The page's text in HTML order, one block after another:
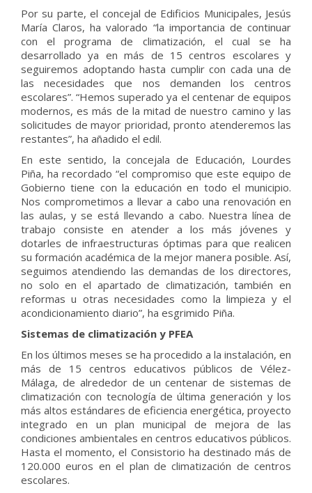
Por su parte, el concejal de Edificios Municipales, Jesús
María Claros, ha valorado “la importancia de continuar
con el programa de climatización, el cual se ha
desarrollado ya en más de 15 centros escolares y
seguiremos adoptando hasta cumplir con cada una de
las necesidades que nos demanden los centros
escolares”. “Hemos superado ya el centenar de equipos
modernos, es más de la mitad de nuestro camino y las
solicitudes de mayor prioridad, pronto atenderemos las
restantes”, ha añadido el edil.
En este sentido, la concejala de Educación, Lourdes
Piña, ha recordado “el compromiso que este equipo de
Gobierno tiene con la educación en todo el municipio.
Nos comprometimos a llevar a cabo una renovación en
las aulas, y se está llevando a cabo. Nuestra línea de
trabajo consiste en atender a los más jóvenes y
dotarles de infraestructuras óptimas para que realicen
su formación académica de la mejor manera posible. Así,
seguimos atendiendo las demandas de los directores,
no solo en el apartado de climatización, también en
reformas u otras necesidades como la limpieza y el
acondicionamiento diario”, ha esgrimido Piña.
Sistemas de climatización y PFEA
En los últimos meses se ha procedido a la instalación, en
más de 15 centros educativos públicos de Vélez-
Málaga, de alrededor de un centenar de sistemas de
climatización con tecnología de última generación y los
más altos estándares de eficiencia energética, proyecto
integrado en un plan municipal de mejora de las
condiciones ambientales en centros educativos públicos.
Hasta el momento, el Consistorio ha destinado más de
120.000 euros en el plan de climatización de centros
escolares.